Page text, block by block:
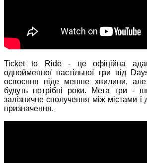
Ticket to Ride - це офіційна
однойменної настільної гри від
освоєння піде менше хвилини, але
будуть потрібні роки. Мета гри -
залізничне сполучення між містами і
призначення.